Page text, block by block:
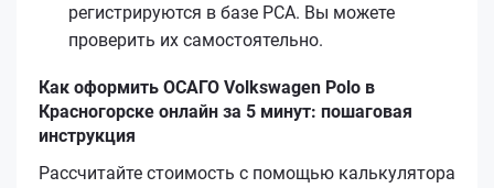
регистрируются в базе РСА. Вы можете
проверить их самостоятельно.
Как оформить ОСАГО Volkswagen Polo в
Красногорске онлайн за 5 минут: пошаговая
инструкция
Рассчитайте стоимость с помощью калькулятора